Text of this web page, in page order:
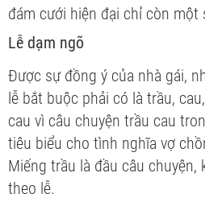
đám cưới hiện đại chỉ còn một
Lễ dạm ngõ
Được sự đồng ý của nhà gái,
lễ bắt buộc phải có là trầu,
cau vì câu chuyện trầu cau
tiêu biểu cho tình nghĩa vợ
Miếng trầu là đầu câu
theo lễ.